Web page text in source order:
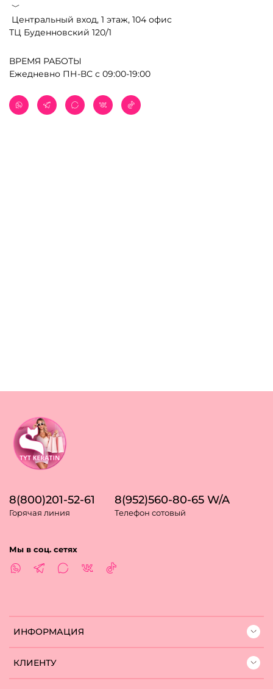
﹀
Центральный вход, 1 этаж, 104 офис
ТЦ Буденновский 120/1
ВРЕМЯ РАБОТЫ
Ежедневно ПН-ВС с 09:00-19:00
ИНФОРМАЦИЯ
КЛИЕНТУ
8(800)201-52-61
Горячая линия
8(952)560-80-65 W/A
Телефон сотовый
Мы в соц. сетях